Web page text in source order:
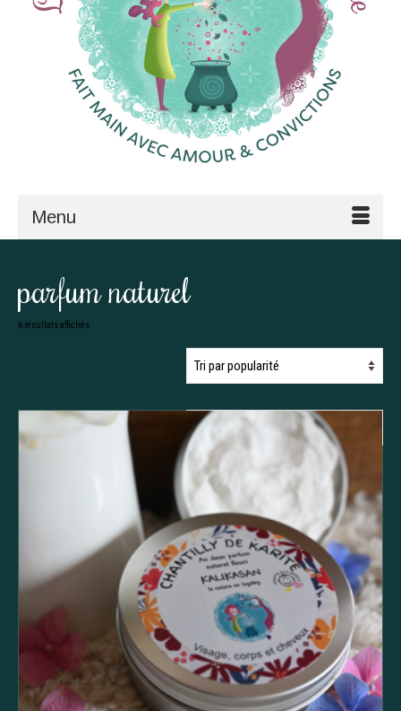
Menu
parfum naturel
6 résultats affichés